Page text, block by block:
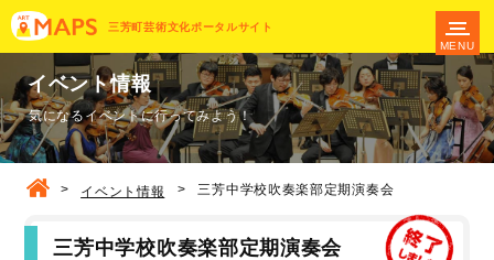
三芳町芸術文化ポータルサイト
MENU
イベント情報
気になるイベントに行ってみよう！
> イベント情報 > 三芳中学校吹奏楽部定期演奏会
三芳中学校吹奏楽部定期演奏会